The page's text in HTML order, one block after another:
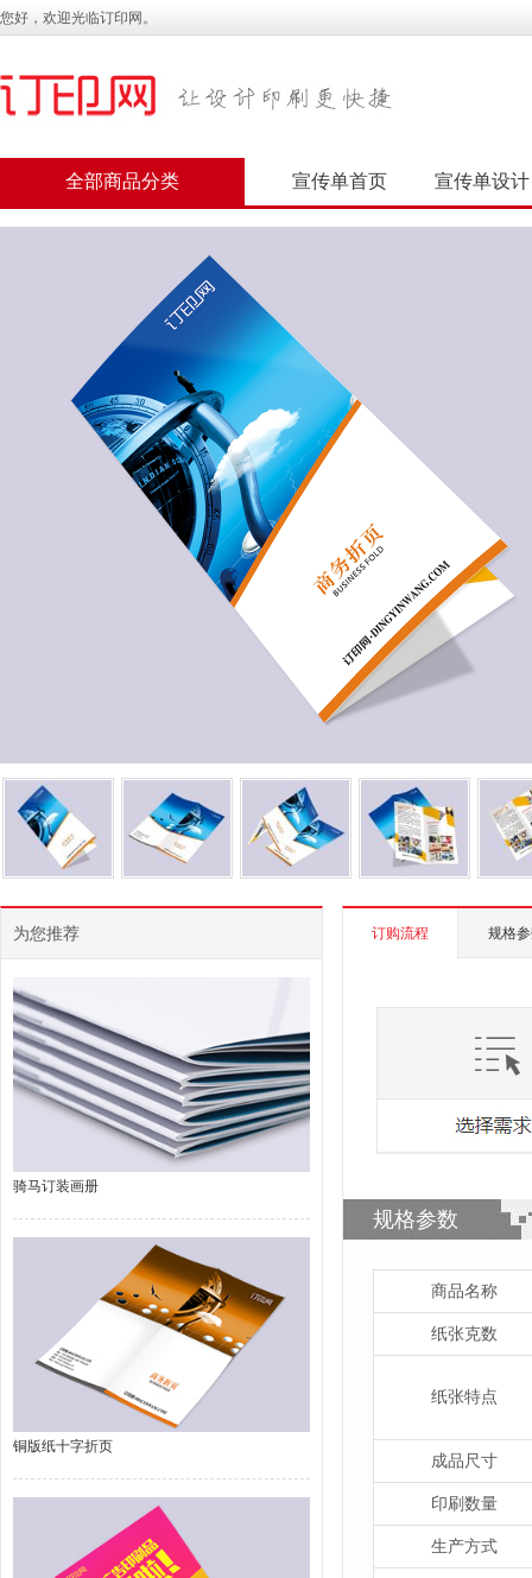
您好，欢迎光临订印网。
全部商品分类 宣传单首页 宣传单设计
为您推荐
骑马订装画册
铜版纸十字折页
订购流程 规格
规格参数
商品名称
纸张克数
纸张特点
成品尺寸
印刷数量
生产方式